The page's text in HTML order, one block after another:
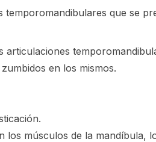
que se
articulaciones
en los mismos.
los músculos de la mandíbula,